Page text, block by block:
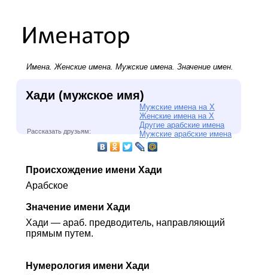
Имена.Женские имена. Мужские имена. Значение имен.
Хади (мужское имя)
Мужские имена на Х
Женские имена на Х
Другие арабские имена
Мужские арабские имена
Рассказать друзьям:
Происхождение имени Хади
Арабское
Значение имени Хади
Хади — араб. предводитель, направляющий
прямым путем.
Нумерология имени Хади